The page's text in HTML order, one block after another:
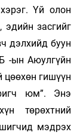
Үй олон
эдийн засгийг
дэлхийд буун
-ын Аюулгүйн
цөөхөн гишүүн
юм”. Энэ
төрөхтний
мэдрэх